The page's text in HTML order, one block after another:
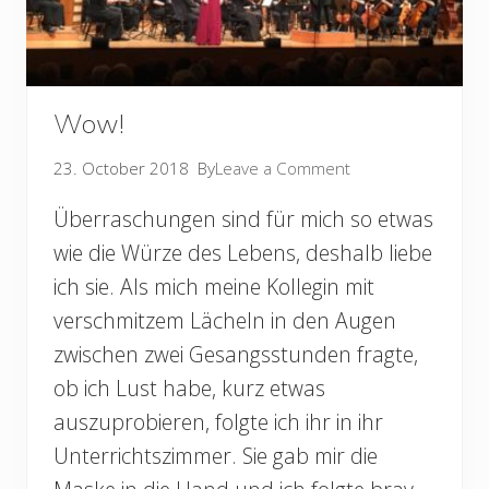
Wow!
23. October 2018 ByLeave a Comment
Überraschungen sind für mich so etwas
wie die Würze des Lebens, deshalb liebe
ich sie. Als mich meine Kollegin mit
verschmitzem Lächeln in den Augen
zwischen zwei Gesangsstunden fragte,
ob ich Lust habe, kurz etwas
auszuprobieren, folgte ich ihr in ihr
Unterrichtszimmer. Sie gab mir die